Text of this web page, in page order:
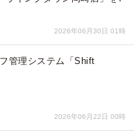
2026年06月30日 01時
管理システム「Shift
2026年06月22日 00時